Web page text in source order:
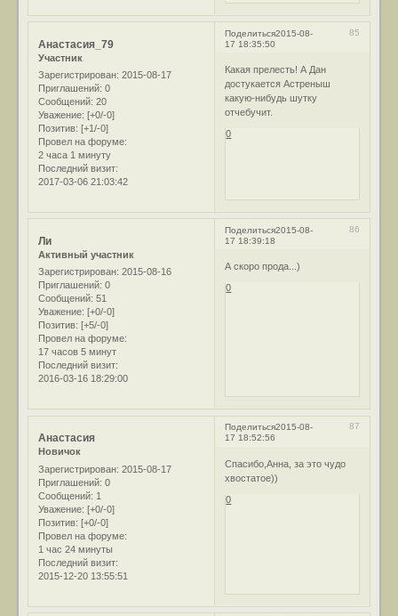
Поделиться 85
2015-08-
17 18:35:50
Анастасия_79
Участник
Зарегистрирован: 2015-08-17
Приглашений: 0
Сообщений: 20
Уважение: [+0/-0]
Позитив: [+1/-0]
Провел на форуме:
2 часа 1 минуту
Последний визит:
2017-03-06 21:03:42
Какая прелесть! А Дан
достукается Астреныш
какую-нибудь шутку
отчебучит.
0
Поделиться 86
2015-08-
17 18:39:18
Ли
Активный участник
Зарегистрирован: 2015-08-16
Приглашений: 0
Сообщений: 51
Уважение: [+0/-0]
Позитив: [+5/-0]
Провел на форуме:
17 часов 5 минут
Последний визит:
2016-03-16 18:29:00
А скоро прода...)
0
Поделиться 87
2015-08-
17 18:52:56
Анастасия
Новичок
Зарегистрирован: 2015-08-17
Приглашений: 0
Сообщений: 1
Уважение: [+0/-0]
Позитив: [+0/-0]
Провел на форуме:
1 час 24 минуты
Последний визит:
2015-12-20 13:55:51
Спасибо,Анна, за это чудо
хвостатое))
0